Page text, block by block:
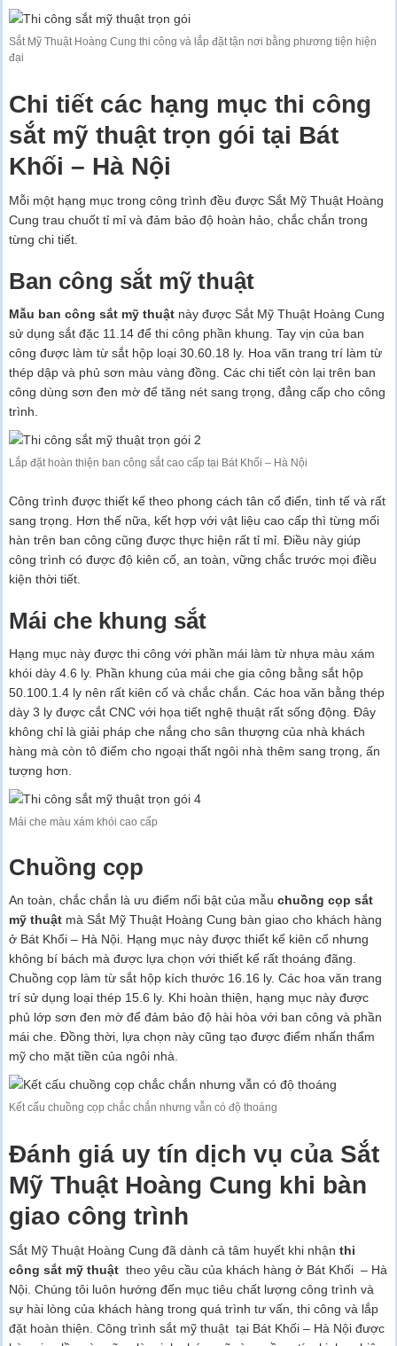
Sắt Mỹ Thuật Hoàng Cung thi công và lắp đặt tận nơi bằng phương tiện hiện
đại
Chi tiết các hạng mục thi công
sắt mỹ thuật trọn gói tại Bát
Khối – Hà Nội
Mỗi một hạng mục trong công trình đều được Sắt Mỹ Thuật Hoàng
Cung trau chuốt tỉ mỉ và đảm bảo độ hoàn hảo, chắc chắn trong
từng chi tiết.
Ban công sắt mỹ thuật
Mẫu ban công sắt mỹ thuật này được Sắt Mỹ Thuật Hoàng Cung
sử dụng sắt đặc 11.14 để thi công phần khung. Tay vịn của ban
công được làm từ sắt hộp loại 30.60.18 ly. Hoa văn trang trí làm từ
thép dập và phủ sơn màu vàng đồng. Các chi tiết còn lại trên ban
công dùng sơn đen mờ để tăng nét sang trọng, đẳng cấp cho công
trình.
Lắp đặt hoàn thiện ban công sắt cao cấp tại Bát Khối – Hà Nội
Công trình được thiết kế theo phong cách tân cổ điển, tinh tế và rất
sang trọng. Hơn thế nữa, kết hợp với vật liệu cao cấp thì từng mối
hàn trên ban công cũng được thực hiện rất tỉ mỉ. Điều này giúp
công trình có được độ kiên cố, an toàn, vững chắc trước mọi điều
kiện thời tiết.
Mái che khung sắt
Hạng mục này được thi công với phần mái làm từ nhựa màu xám
khói dày 4.6 ly. Phần khung của mái che gia công bằng sắt hộp
50.100.1.4 ly nên rất kiên cố và chắc chắn. Các hoa văn bằng thép
dày 3 ly được cắt CNC với họa tiết nghệ thuật rất sống động. Đây
không chỉ là giải pháp che nắng cho sân thượng của nhà khách
hàng mà còn tô điểm cho ngoại thất ngôi nhà thêm sang trọng, ấn
tượng hơn.
Mái che màu xám khói cao cấp
Chuồng cọp
An toàn, chắc chắn là ưu điểm nổi bật của mẫu chuồng cọp sắt
mỹ thuật mà Sắt Mỹ Thuật Hoàng Cung bàn giao cho khách hàng
ở Bát Khối – Hà Nội. Hạng mục này được thiết kế kiên cố nhưng
không bí bách mà được lựa chọn với thiết kế rất thoáng đãng.
Chuồng cọp làm từ sắt hộp kích thước 16.16 ly. Các hoa văn trang
trí sử dụng loại thép 15.6 ly. Khi hoàn thiện, hạng mục này được
phủ lớp sơn đen mờ để đảm bảo độ hài hòa với ban công và phần
mái che. Đồng thời, lựa chọn này cũng tạo được điểm nhấn thẩm
mỹ cho mặt tiền của ngôi nhà.
Kết cấu chuồng cọp chắc chắn nhưng vẫn có độ thoáng
Đánh giá uy tín dịch vụ của Sắt
Mỹ Thuật Hoàng Cung khi bàn
giao công trình
Sắt Mỹ Thuật Hoàng Cung đã dành cả tâm huyết khi nhận thi
công sắt mỹ thuật theo yêu cầu của khách hàng ở Bát Khối – Hà
Nội. Chúng tôi luôn hướng đến mục tiêu chất lượng công trình và
sự hài lòng của khách hàng trong quá trình tư vấn, thi công và lắp
đặt hoàn thiện. Công trình sắt mỹ thuật tại Bát Khối – Hà Nội được